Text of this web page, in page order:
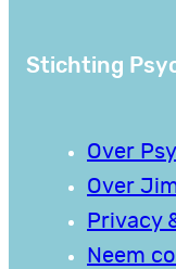
Stichting
Over
Over
Privacy
Neem